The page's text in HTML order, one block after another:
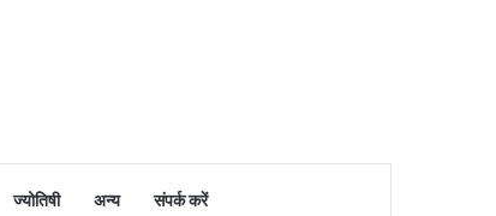
ज्योतिषी अन्य संपर्क करें